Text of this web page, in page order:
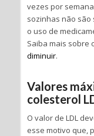
vezes por
sozinhas não são
o uso de
Saiba mais sobre
diminuir.
Valores
colesterol
O valor de LDL
esse motivo que,